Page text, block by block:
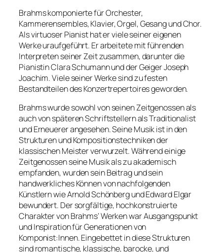
Brahms komponierte für Orchester,
Kammerensembles, Klavier, Orgel, Gesang und Chor.
Als virtuoser Pianist hat er viele seiner eigenen
Werke uraufgeführt. Er arbeitete mit führenden
Interpreten seiner Zeit zusammen, darunter die
Pianistin Clara Schumann und der Geiger Joseph
Joachim. Viele seiner Werke sind zu festen
Bestandteilen des Konzertrepertoires geworden.
Brahms wurde sowohl von seinen Zeitgenossen als
auch von späteren Schriftstellern als Traditionalist
und Erneuerer angesehen. Seine Musik ist in den
Strukturen und Kompositionstechniken der
klassischen Meister verwurzelt. Während einige
Zeitgenossen seine Musik als zu akademisch
empfanden, wurden sein Beitrag und sein
handwerkliches Können von nachfolgenden
Künstlern wie Arnold Schönberg und Edward Elgar
bewundert. Der sorgfältige, hochkonstruierte
Charakter von Brahms‘ Werken war Ausgangspunkt
und Inspiration für Generationen von
Komponist:Innen. Eingebettet in diese Strukturen
sind romantische, klassische, barocke, und